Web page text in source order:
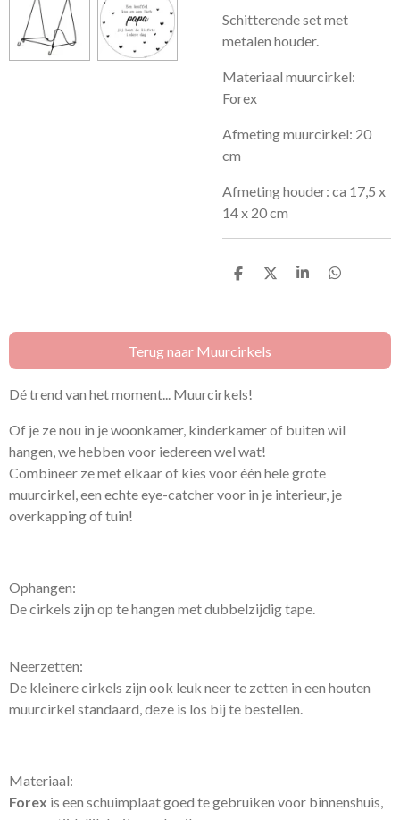
Schitterende set met
metalen houder.
Materiaal muurcirkel:
Forex
Afmeting muurcirkel: 20
cm
Afmeting houder: ca 17,5 x
14 x 20 cm
D
n
D
S
e
D
n
Terug naar Muurcirkels
Dé trend van het moment... Muurcirkels!
Of je ze nou in je woonkamer, kinderkamer of buiten wil
hangen, we hebben voor iedereen wel wat!
Combineer ze met elkaar of kies voor één hele grote
muurcirkel, een echte eye-catcher voor in je interieur, je
overkapping of tuin!
Ophangen:
De cirkels zijn op te hangen met dubbelzijdig tape.
Neerzetten:
De kleinere cirkels zijn ook leuk neer te zetten in een houten
muurcirkel standaard, deze is los bij te bestellen.
Materiaal:
Forex is een schuimplaat goed te gebruiken voor binnenshuis,